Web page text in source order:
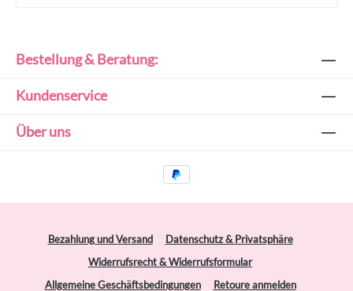
Bestellung & Beratung:
Kundenservice
Über uns
Bezahlung und Versand
Datenschutz & Privatsphäre
Widerrufsrecht & Widerrufsformular
Allgemeine Geschäftsbedingungen
Retoure anmelden